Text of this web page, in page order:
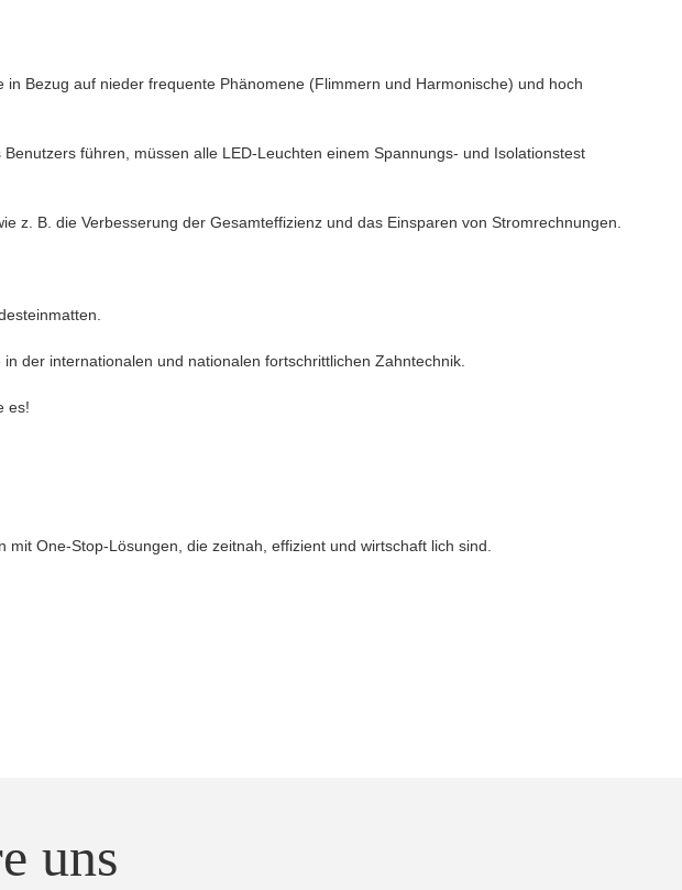
Bezug auf nieder frequente Phänomene (Flimmern und Harmonische) und hoch
führen, müssen alle LED-Leuchten einem Spannungs- und Isolationstest
z. B. die Verbesserung der Gesamteffizienz und das Einsparen von Stromrechnungen.
der internationalen und nationalen fortschrittlichen Zahntechnik.
es!
One-Stop-Lösungen, die zeitnah, effizient und wirtschaft lich sind.
uns